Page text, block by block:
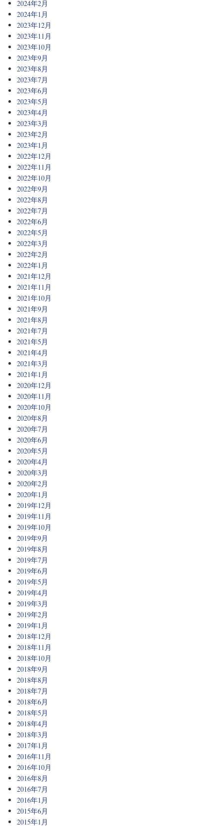
2024年2月
2024年1月
2023年12月
2023年11月
2023年10月
2023年9月
2023年8月
2023年7月
2023年6月
2023年5月
2023年4月
2023年3月
2023年2月
2023年1月
2022年12月
2022年11月
2022年10月
2022年9月
2022年8月
2022年7月
2022年6月
2022年5月
2022年3月
2022年2月
2022年1月
2021年12月
2021年11月
2021年10月
2021年9月
2021年8月
2021年7月
2021年5月
2021年4月
2021年3月
2021年1月
2020年12月
2020年11月
2020年10月
2020年8月
2020年7月
2020年6月
2020年5月
2020年4月
2020年3月
2020年2月
2020年1月
2019年12月
2019年11月
2019年10月
2019年9月
2019年8月
2019年7月
2019年6月
2019年5月
2019年4月
2019年3月
2019年2月
2019年1月
2018年12月
2018年11月
2018年10月
2018年9月
2018年8月
2018年7月
2018年6月
2018年5月
2018年4月
2018年3月
2017年1月
2016年11月
2016年10月
2016年8月
2016年7月
2016年1月
2015年6月
2015年1月